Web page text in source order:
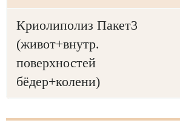
Криолиполиз Пакет3
(живот+внутр.
поверхностей
бёдер+колени)